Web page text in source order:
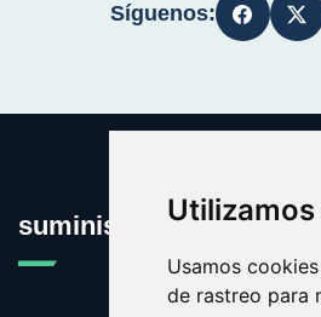
Usamos
de rastreo para
Síguenos: